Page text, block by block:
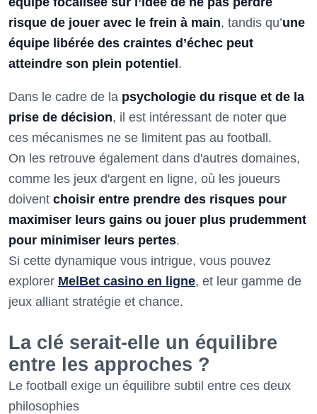
risque de jouer avec le frein à main, tandis qu’une
équipe libérée des craintes d’échec peut
atteindre son plein potentiel .
Dans le cadre de la psychologie du risque et de la
prise de décision, il est intéressant de noter que
ces mécanismes ne se limitent pas au football.
On les retrouve également dans d'autres domaines,
comme les jeux d'argent en ligne, où les joueurs
doivent choisir entre prendre des risques pour
maximiser leurs gains ou jouer plus prudemment
pour minimiser leurs pertes.
Si cette dynamique vous intrigue, vous pouvez
explorer MelBet casino en ligne, et leur gamme de
jeux alliant stratégie et chance.
La clé serait-elle un équilibre
entre les approches ?
Le football exige un équilibre subtil entre ces deux
philosophies